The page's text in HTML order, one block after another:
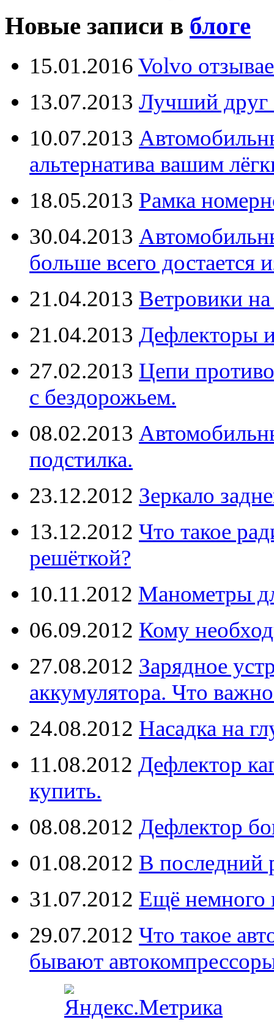
Новые записи в блоге
15.01.2016 Volvo
13.07.2013 Лучший друг
10.07.2013
альтернатива вашим
18.05.2013 Рамка
30.04.2013
больше всего достается
21.04.2013 Ветровики
21.04.2013 Дефлекторы
27.02.2013 Цепи
с бездорожьем.
08.02.2013
подстилка.
23.12.2012 Зеркало
13.12.2012 Что такое
решёткой?
10.11.2012 Манометры
06.09.2012 Кому
27.08.2012 Зарядное
аккумулятора. Что
24.08.2012 Насадка на
11.08.2012 Дефлектор
купить.
08.08.2012 Дефлектор
01.08.2012 В последний
31.07.2012 Ещё немного
29.07.2012 Что такое
бывают